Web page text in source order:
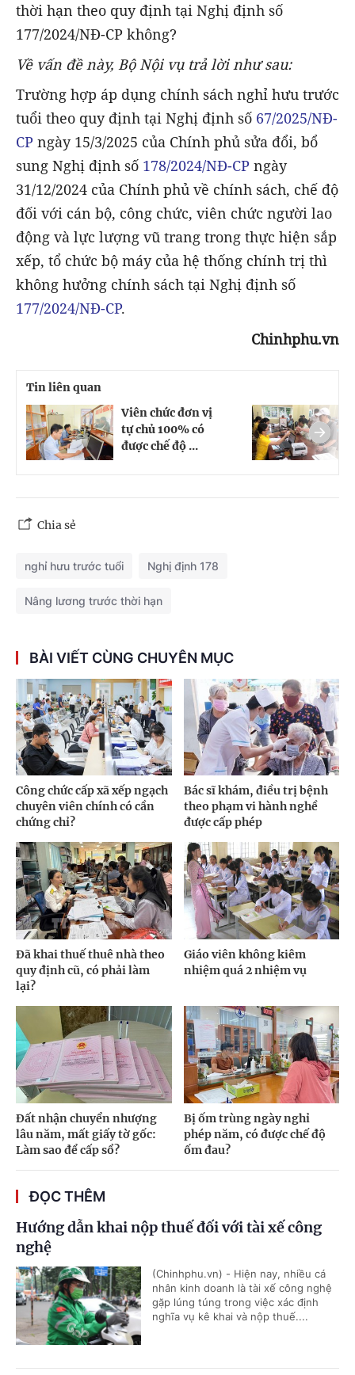
thời hạn theo quy định tại Nghị định số
177/2024/NĐ-CP không?
Về vấn đề này, Bộ Nội vụ trả lời như sau:
Trường hợp áp dụng chính sách nghỉ hưu trước
tuổi theo quy định tại Nghị định số 67/2025/NĐ-
CP ngày 15/3/2025 của Chính phủ sửa đổi, bổ
sung Nghị định số 178/2024/NĐ-CP ngày
31/12/2024 của Chính phủ về chính sách, chế độ
đối với cán bộ, công chức, viên chức người lao
động và lực lượng vũ trang trong thực hiện sắp
xếp, tổ chức bộ máy của hệ thống chính trị thì
không hưởng chính sách tại Nghị định số
177/2024/NĐ-CP.
Chinhphu.vn
Tin liên quan
Viên chức đơn vị
tự chủ 100% có
được chế độ ...
Chia sẻ
nghỉ hưu trước tuổi Nghị định 178
Nâng lương trước thời hạn
BÀI VIẾT CÙNG CHUYÊN MỤC
Công chức cấp xã xếp ngạch
chuyên viên chính có cần
chứng chỉ?
Bác sĩ khám, điều trị bệnh
theo phạm vi hành nghề
được cấp phép
Đã khai thuế thuê nhà theo
quy định cũ, có phải làm
lại?
Giáo viên không kiêm
nhiệm quá 2 nhiệm vụ
Đất nhận chuyển nhượng
lâu năm, mất giấy tờ gốc:
Làm sao để cấp sổ?
Bị ốm trùng ngày nghỉ
phép năm, có được chế độ
ốm đau?
ĐỌC THÊM
Hướng dẫn khai nộp thuế đối với tài xế công
nghệ
(Chinhphu.vn) - Hiện nay, nhiều cá
nhân kinh doanh là tài xế công nghệ
gặp lúng túng trong việc xác định
nghĩa vụ kê khai và nộp thuế....